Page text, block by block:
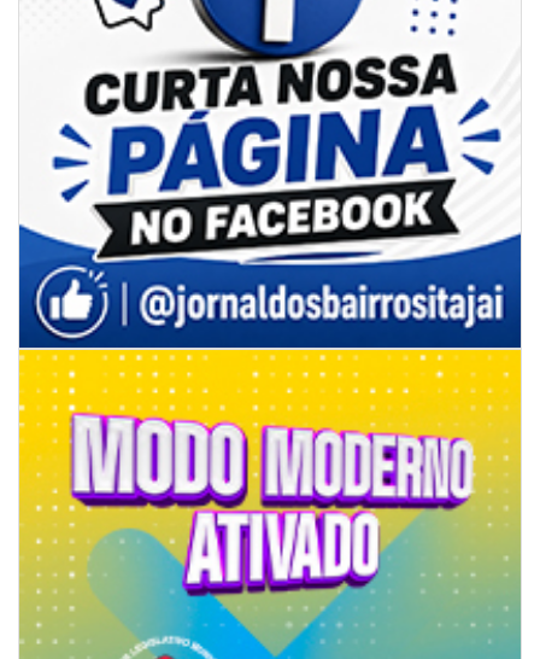
05/08/2026 | 14:41
Voz do litoral em Brasília: Joab da Pesca foca campanha na infraestrutura
e defesa dos pescadores da AMFRI
ITAPEMA